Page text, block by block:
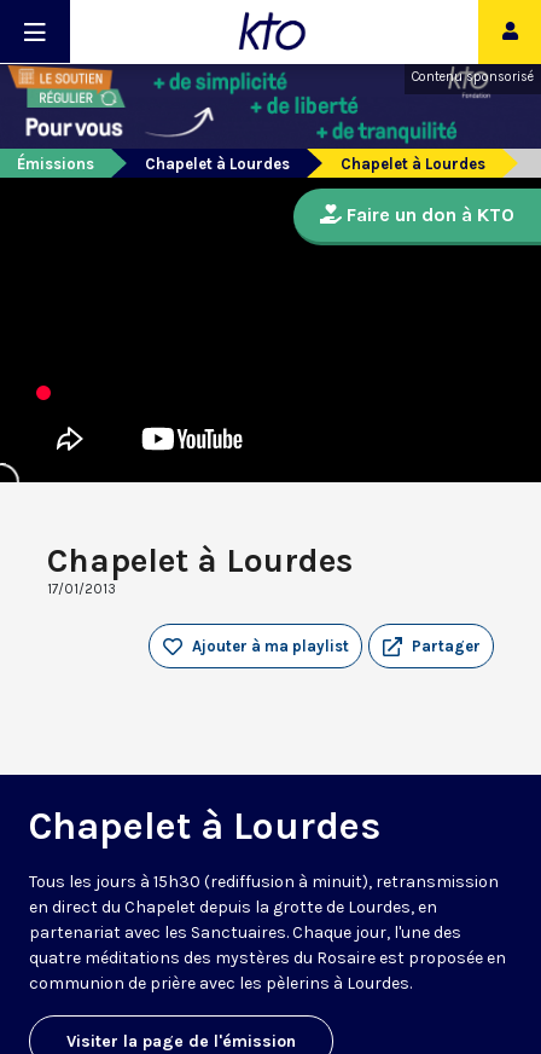
Contenu sponsorisé
Émissions Chapelet à Lourdes Chapelet à Lourdes
Chapelet à Lourdes
17/01/2013
Partager
Ajouter à ma playlist
Chapelet à Lourdes
Tous les jours à 15h30 (rediffusion à minuit), retransmission
en direct du Chapelet depuis la grotte de Lourdes, en
partenariat avec les Sanctuaires. Chaque jour, l'une des
quatre méditations des mystères du Rosaire est proposée en
communion de prière avec les pèlerins à Lourdes.
Visiter la page de l'émission
Faire un don à KTO